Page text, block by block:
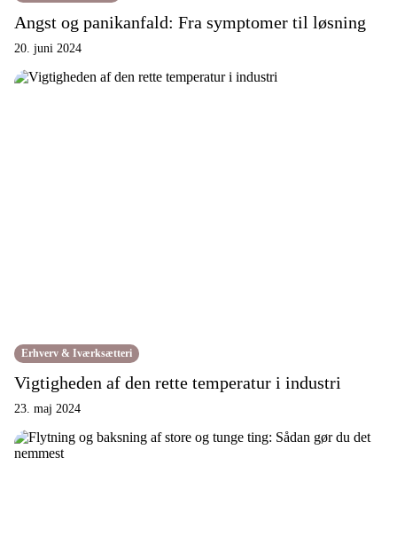
Angst og panikanfald: Fra symptomer til løsning
20. juni 2024
Erhverv & Iværksætteri
Vigtigheden af den rette temperatur i industri
23. maj 2024